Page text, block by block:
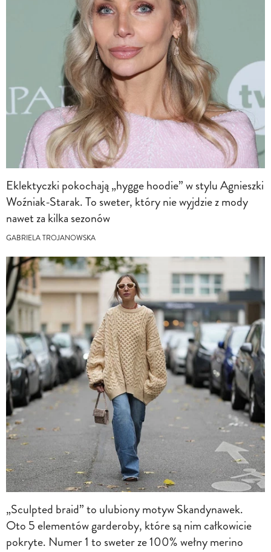
Eklektyczki pokochają „hygge hoodie” w stylu Agnieszki
Woźniak-Starak. To sweter, który nie wyjdzie z mody
nawet za kilka sezonów
GABRIELA TROJANOWSKA
„Sculpted braid” to ulubiony motyw Skandynawek.
Oto 5 elementów garderoby, które są nim całkowicie
pokryte. Numer 1 to sweter ze 100% wełny merino